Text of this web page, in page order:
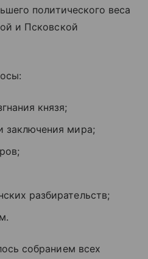
политического веса
и Псковской
князя;
заключения мира;
разбирательств;
собранием всех